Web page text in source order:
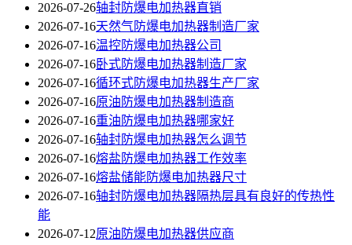
2026-07-26轴封防爆电加热器直销
2026-07-16天然气防爆电加热器制造厂家
2026-07-16温控防爆电加热器公司
2026-07-16卧式防爆电加热器制造厂家
2026-07-16循环式防爆电加热器生产厂家
2026-07-16原油防爆电加热器制造商
2026-07-16重油防爆电加热器哪家好
2026-07-16轴封防爆电加热器怎么调节
2026-07-16熔盐防爆电加热器工作效率
2026-07-16熔盐储能防爆电加热器尺寸
2026-07-16轴封防爆电加热器隔热层具有良好的传热性
能
2026-07-12原油防爆电加热器供应商